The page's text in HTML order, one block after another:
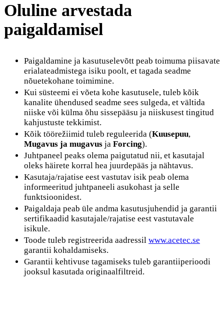
Oluline arvestada
paigaldamisel
Paigaldamine ja kasutuselevõtt peab toimuma piisavate
erialateadmistega isiku poolt, et tagada seadme
nõuetekohane toimimine.
Kui süsteemi ei võeta kohe kasutusele, tuleb kõik
kanalite ühendused seadme sees sulgeda, et vältida
niiske või külma õhu sissepääsu ja niiskusest tingitud
kahjustuste tekkimist.
Kõik töörežiimid tuleb reguleerida (Kuusepuu,
Mugavus ja mugavus ja Forcing).
Juhtpaneel peaks olema paigutatud nii, et kasutajal
oleks häirete korral hea juurdepääs ja nähtavus.
Kasutaja/rajatise eest vastutav isik peab olema
informeeritud juhtpaneeli asukohast ja selle
funktsioonidest.
Paigaldaja peab üle andma kasutusjuhendid ja garantii
sertifikaadid kasutajale/rajatise eest vastutavale
isikule.
Toode tuleb registreerida aadressil www.acetec.se
garantii kohaldamiseks.
Garantii kehtivuse tagamiseks tuleb garantiiperioodi
jooksul kasutada originaalfiltreid.